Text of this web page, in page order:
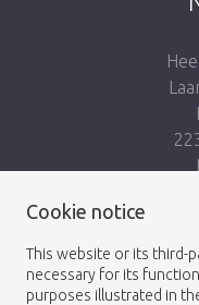
Cookie notice
This website or its third-
necessary for its
purposes illustrated in